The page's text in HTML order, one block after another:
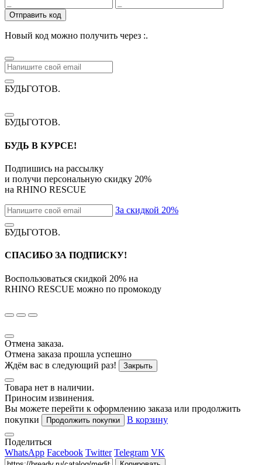
Отправить код
Новый код можно получить через :.
БУДЬГОТОВ.
БУДЬГОТОВ.
БУДЬ В КУРСЕ!
Подпишись на рассылку
и получи персональную скидку 20%
на RHINO RESCUE
За скидкой 20%
БУДЬГОТОВ.
СПАСИБО ЗА ПОДПИСКУ!
Воспользоваться скидкой 20% на
RHINO RESCUE можно по промокоду
Отмена заказа.
Отмена заказа прошла успешно
Ждём вас в следующий раз!
Закрыть
Товара нет в наличии.
Приносим извинения.
Вы можете перейти к оформлению заказа или продолжить
покупки
Продолжить покупки В корзину
Поделиться
WhatsApp Facebook Twitter Telegram VK